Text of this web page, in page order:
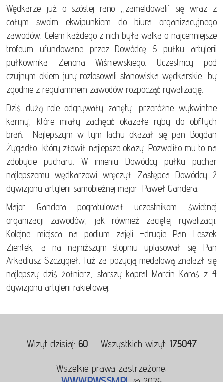
Wędkarze już o szóstej rano ,,zameldowali’’ się wraz z
całym swoim ekwipunkiem do biura organizacyjnego
zawodów. Celem każdego z nich była walka o najcenniejsze
trofeum ufundowane przez Dowódcę 5 pułku artylerii
pułkownika Zenona Wiśniewskiego. Uczestnicy pod
czujnym okiem jury rozlosowali stanowiska wędkarskie, by
zgodnie z regulaminem zawodów rozpocząć rywalizację.
Dziś dużą role odgrywały zanęty, przeróżne wykwintne
karmy, które miały zachęcić okazałe ryby do obfitych
brań. Najlepszym w tym fachu okazał się pan Bogdan
Żygadło, który złowił najlepsze okazy. Pozwoliło mu to na
zdobycie pucharu. W imieniu Dowódcy pułku puchar
najlepszemu wędkarzowi wręczył Zastępca Dowódcy 2
dywizjonu artylerii samobieżnej major Paweł Gandera.
Major Gandera pogratulował uczestnikom świetnej
organizacji zawodów, jak również zaciętej rywalizacji.
Kolejne miejsca na podium zajęli –drugie Pan Leszek
Zientek, a na najniższym stopniu uplasował się Pan
Arkadiusz Szczygieł. Tuż za pozycją medalową znalazł się
najlepszy dziś żołnierz, starszy kapral Marcin Karaś z 4
dywizjonu artylerii rakietowej.
Wizyt dzisiaj: 60 Wszystkich wizyt: 175047
Wszelkie prawa zastrzeżone: